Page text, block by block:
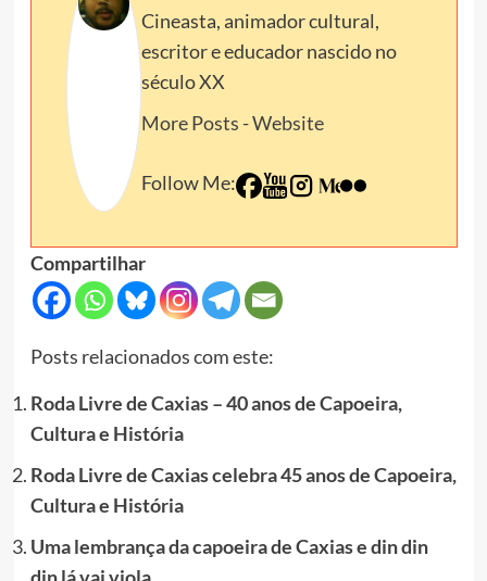
Cineasta, animador cultural,
escritor e educador nascido no
século XX
More Posts -Website
Follow Me:
Compartilhar
Posts relacionados com este:
Roda Livre de Caxias – 40 anos de Capoeira,
Cultura e História
Roda Livre de Caxias celebra 45 anos de Capoeira,
Cultura e História
Uma lembrança da capoeira de Caxias e din din